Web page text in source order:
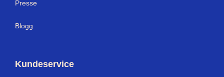
Presse
Blogg
Kundeservice